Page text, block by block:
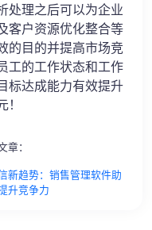
处理之后可以为企业
客户资源优化整合等
的目的并提高市场竞
工的工作状态和工作
标达成能力有效提升
章：
新趋势：销售管理软件助
升竞争力